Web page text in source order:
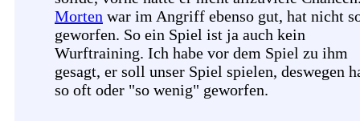
Morten war im Angriff ebenso gut, hat nicht
geworfen. So ein Spiel ist ja auch kein
Wurftraining. Ich habe vor dem Spiel zu ihm
gesagt, er soll unser Spiel spielen, deswegen
so oft oder "so wenig" geworfen.